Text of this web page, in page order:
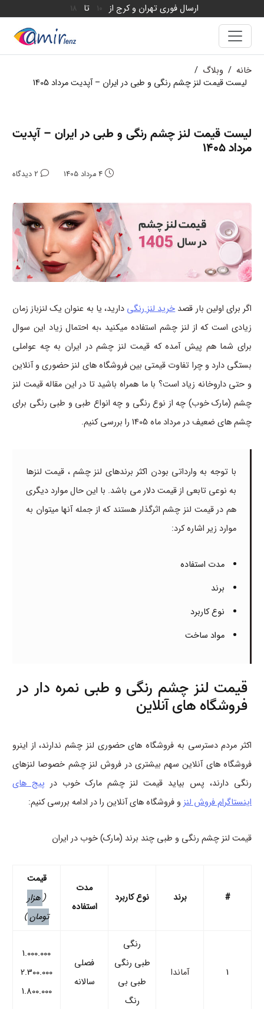
ارسال فوری تهران و کرج از 10 تا 18
خانه / وبلاگ /
لیست قیمت لنز چشم رنگی و طبی در ایران – آپدیت مرداد 1405
لیست قیمت لنز چشم رنگی و طبی در ایران – آپدیت
مرداد 1405
4 مرداد 1405 2 دیدگاه
اگر برای اولین بار قصدخرید لنز رنگی دارید، یا به عنوان یک لنزباز زمان
زیادی است که از لنز چشم استفاده میکنید ،به احتمال زیاد این سوال
برای شما هم پیش آمده که قیمت لنز چشم در ایران به چه عواملی
بستگی دارد و چرا تفاوت قیمتی بین فروشگاه های لنز حضوری و آنلاین
و حتی داروخانه زیاد است؟ با ما همراه باشید تا در این مقاله قیمت لنز
چشم (مارک خوب) چه از نوع رنگی و چه انواع طبی و طبی رنگی برای
چشم های ضعیف در مرداد ماه 1405 را بررسی کنیم.
با توجه به وارداتی بودن اکثر برندهای لنز چشم ، قیمت لنزها
به نوعی تابعی از قیمت دلار می باشد. با این حال موارد دیگری
هم در قیمت لنز چشم اثرگذار هستند که از جمله آنها میتوان به
موارد زیر اشاره کرد:
مدت استفاده
برند
نوع کاربرد
مواد ساخت
قیمت لنز چشم رنگی و طبی نمره دار در
فروشگاه های آنلاین
اکثر مردم دسترسی به فروشگاه های حضوری لنز چشم ندارند، از اینرو
فروشگاه های آنلاین سهم بیشتری در فروش لنز چشم خصوصا لنزهای
رنگی دارند، پس بیاید قیمت لنز چشم مارک خوب در پیج های
اینستاگرام فروش لنزو فروشگاه های آنلاین را در ادامه بررسی کنیم:
قیمت لنز چشم رنگی و طبی چند برند (مارک) خوب در ایران
# برند نوع کاربرد
مدت
استفاده
قیمت
(هزار
تومان)
1 آماندا
رنگی
طبی رنگی
طبی بی
رنگ
فصلی
سالانه
1.000.000
2.300.000
1.800.000